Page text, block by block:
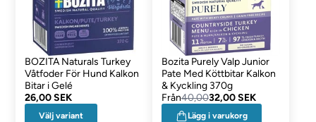
BOZITA Naturals Turkey
Våtfoder För Hund Kalkon
Bitar i Gelé
26,00 SEK
Välj variant
Bozita Purely Valp Junior
Pate Med Köttbitar Kalkon
& Kyckling 370g
Från40,0032,00 SEK
Lägg i varukorg